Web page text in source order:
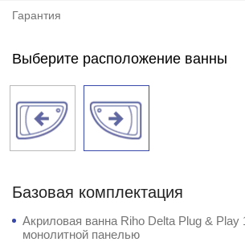
Гарантия
Выберите расположение ванны
Базовая комплектация
Акриловая ванна Riho Delta Plug & Play
монолитной панелью